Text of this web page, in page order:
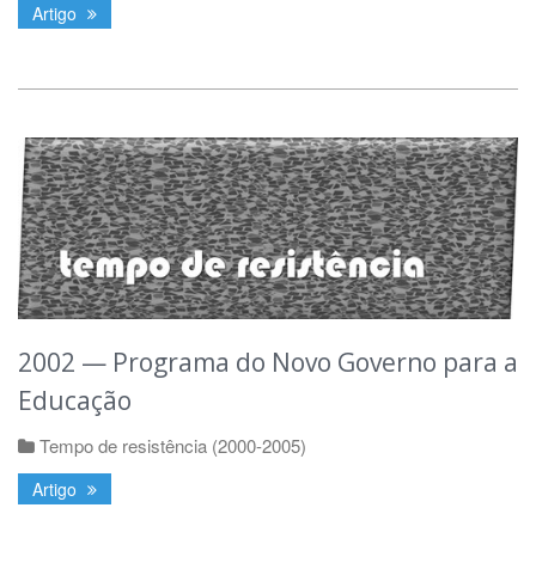
Artigo
2002 — Programa do Novo Governo para a
Educação
Tempo de resistência (2000-2005)
Artigo